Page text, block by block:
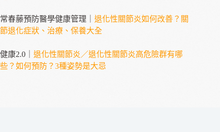
常春藤預防醫學健康管理｜ 退化性關節炎如何改善？關
節退化症狀、治療、保養大全
健康2.0｜ 退化性關節炎／退化性關節炎高危險群有哪
些？如何預防？3種姿勢是大忌